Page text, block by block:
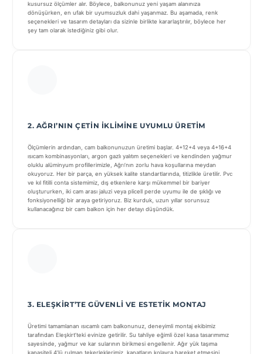
kusursuz ölçümler alır. Böylece, balkonunuz yeni yaşam alanınıza
dönüşürken, en ufak bir uyumsuzluk dahi yaşanmaz. Bu aşamada, renk
seçenekleri ve tasarım detayları da sizinle birlikte kararlaştırılır, böylece her
şey tam olarak istediğiniz gibi olur.
2. AĞRI’NIN ÇETIN İKLIMINE UYUMLU ÜRETIM
Ölçümlerin ardından, cam balkonunuzun üretimi başlar. 4+12+4 veya 4+16+4
ısıcam kombinasyonları, argon gazlı yalıtım seçenekleri ve kendinden yağmur
oluklu alüminyum profillerimizle, Ağrı’nın zorlu hava koşullarına meydan
okuyoruz. Her bir parça, en yüksek kalite standartlarında, titizlikle üretilir. Pvc
ve kıl fitilli conta sistemimiz, dış etkenlere karşı mükemmel bir bariyer
oluştururken, iki cam arası jaluzi veya plicell perde uyumu ile de şıklığı ve
fonksiyonelliği bir araya getiriyoruz. Biz kurduk, uzun yıllar sorunsuz
kullanacağınız bir cam balkon için her detayı düşündük.
3. ELEŞKIRT’TE GÜVENLI VE ESTETIK MONTAJ
Üretimi tamamlanan ısıcamlı cam balkonunuz, deneyimli montaj ekibimiz
tarafından Eleşkirt’teki evinize getirilir. Su tahliye eğimli özel kasa tasarımımız
sayesinde, yağmur ve kar sularının birikmesi engellenir. Ağır yük taşıma
kapasiteli 4’lü rulman tekerleklerimiz, kanatların kolayca hareket etmesini